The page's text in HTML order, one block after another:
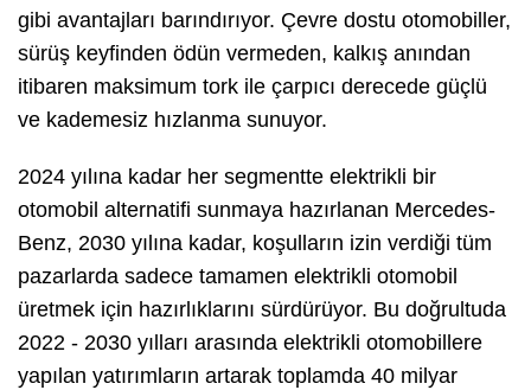
gibi avantajları barındırıyor. Çevre dostu otomobiller,
sürüş keyfinden ödün vermeden, kalkış anından
itibaren maksimum tork ile çarpıcı derecede güçlü
ve kademesiz hızlanma sunuyor.
2024 yılına kadar her segmentte elektrikli bir
otomobil alternatifi sunmaya hazırlanan Mercedes-
Benz, 2030 yılına kadar, koşulların izin verdiği tüm
pazarlarda sadece tamamen elektrikli otomobil
üretmek için hazırlıklarını sürdürüyor. Bu doğrultuda
2022 - 2030 yılları arasında elektrikli otomobillere
yapılan yatırımların artarak toplamda 40 milyar